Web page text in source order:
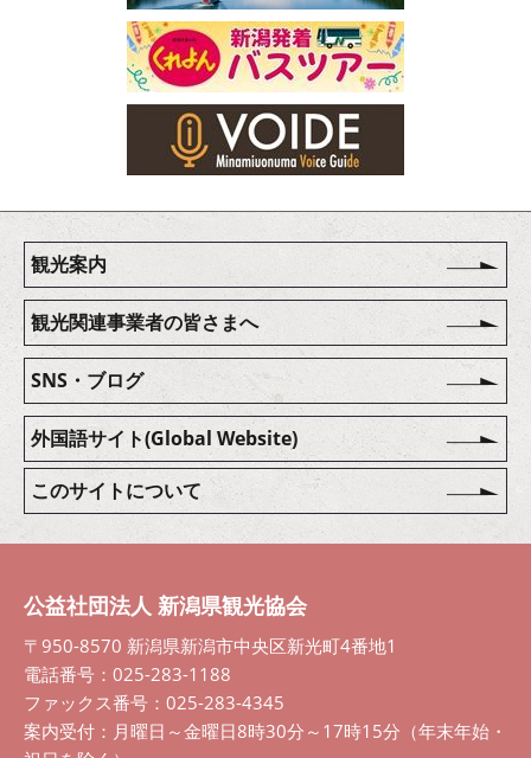
観光案内
観光関連事業者の皆さまへ
SNS・ブログ
外国語サイト(Global Website)
このサイトについて
公益社団法人 新潟県観光協会
〒950-8570 新潟県新潟市中央区新光町4番地1
電話番号：025-283-1188
ファックス番号：025-283-4345
案内受付：月曜日～金曜日8時30分～17時15分（年末年始・